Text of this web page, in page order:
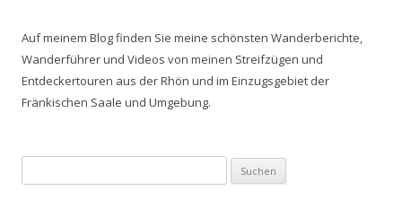
Auf meinem Blog finden Sie meine schönsten Wanderberichte,
Wanderführer und Videos von meinen Streifzügen und
Entdeckertouren aus der Rhön und im Einzugsgebiet der
Fränkischen Saale und Umgebung.
nach: